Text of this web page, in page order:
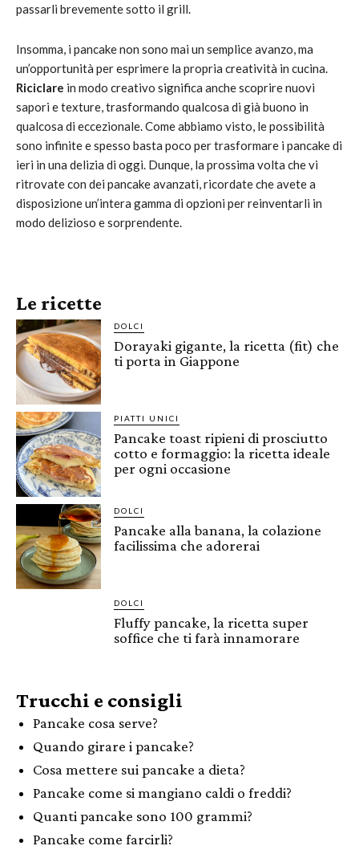
passarli brevemente sotto il grill.
Insomma, i pancake non sono mai un semplice avanzo, ma
un’opportunità per esprimere la propria creatività in cucina.
Riciclare in modo creativo significa anche scoprire nuovi
sapori e texture, trasformando qualcosa di già buono in
qualcosa di eccezionale. Come abbiamo visto, le possibilità
sono infinite e spesso basta poco per trasformare i pancake di
ieri in una delizia di oggi. Dunque, la prossima volta che vi
ritrovate con dei pancake avanzati, ricordate che avete a
disposizione un’intera gamma di opzioni per reinventarli in
modo delizioso e sorprendente.
Le ricette
DOLCI
Dorayaki gigante, la ricetta (fit) che
ti porta in Giappone
PIATTI UNICI
Pancake toast ripieni di prosciutto
cotto e formaggio: la ricetta ideale
per ogni occasione
DOLCI
Pancake alla banana, la colazione
facilissima che adorerai
DOLCI
Fluffy pancake, la ricetta super
soffice che ti farà innamorare
Trucchi e consigli
Pancake cosa serve?
Quando girare i pancake?
Cosa mettere sui pancake a dieta?
Pancake come si mangiano caldi o freddi?
Quanti pancake sono 100 grammi?
Pancake come farcirli?